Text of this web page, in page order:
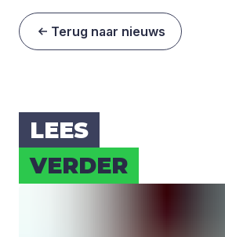
Terug naar nieuws
LEES
VER­DER